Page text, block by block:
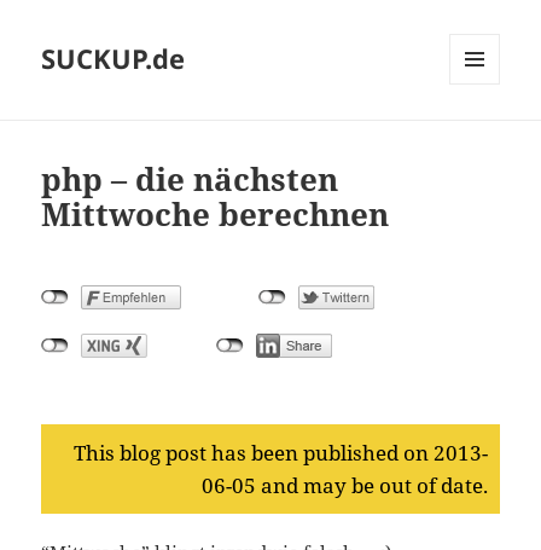
SUCKUP.de
php – die nächsten
Mittwoche berechnen
This blog post has been published on 2013-
06-05 and may be out of date.